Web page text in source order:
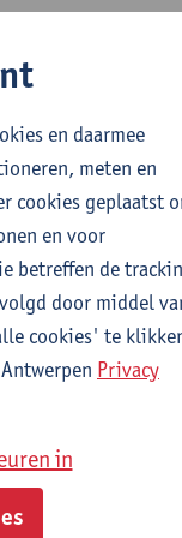
2024-2025
en
society
conditions
en daarmee
meten en
cookies geplaatst
en voor
betreffen de
door middel
cookies' te
Privacy
in